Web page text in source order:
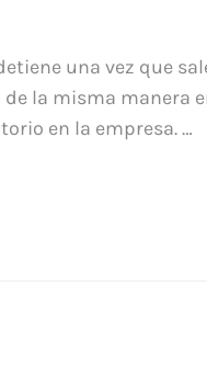
una vez que
la misma manera
en la empresa. …